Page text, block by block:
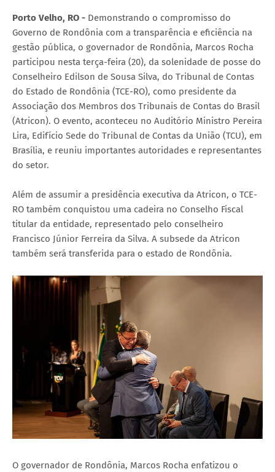
Porto Velho, RO - Demonstrando o compromisso do
Governo de Rondônia com a transparência e eficiência na
gestão pública, o governador de Rondônia, Marcos Rocha
participou nesta terça-feira (20), da solenidade de posse do
Conselheiro Edilson de Sousa Silva, do Tribunal de Contas
do Estado de Rondônia (TCE-RO), como presidente da
Associação dos Membros dos Tribunais de Contas do Brasil
(Atricon). O evento, aconteceu no Auditório Ministro Pereira
Lira, Edifício Sede do Tribunal de Contas da União (TCU), em
Brasília, e reuniu importantes autoridades e representantes
do setor.
Além de assumir a presidência executiva da Atricon, o TCE-
RO também conquistou uma cadeira no Conselho Fiscal
titular da entidade, representado pelo conselheiro
Francisco Júnior Ferreira da Silva. A subsede da Atricon
também será transferida para o estado de Rondônia.
O governador de Rondônia, Marcos Rocha enfatizou o